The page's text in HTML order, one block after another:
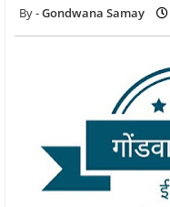
Gondwana Samay